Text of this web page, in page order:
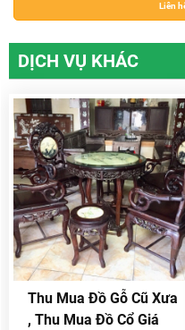
Liên
DỊCH VỤ KHÁC
Thu Mua Đồ Gỗ Cũ Xưa
, Thu Mua Đồ Cổ Giá